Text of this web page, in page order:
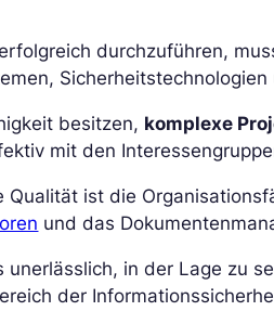
durchzuführen,
besitzen, komplexe
mit den
Qualität ist die
und das
unerlässlich, in der Lage zu
der